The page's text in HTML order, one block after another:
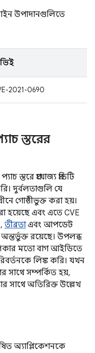
উপাদানগুলিতে
2021-0690
স্তরের
স্তরে প্রযোজ্য প্রতিটি
দুর্বলতাগুলি যে
গোষ্ঠীভুক্ত করা হয়।
হয়েছে এবং এতে CVE
, তীব্রতাএবং আপডেট
অন্তর্ভুক্ত রয়েছে। উপলব্ধ
মতো বাগ আইডিতে
লিঙ্ক করি। যখন
সাথে সম্পর্কিত হয়,
সাথে অতিরিক্ত উল্লেখ
অ্যাপ্লিকেশনকে